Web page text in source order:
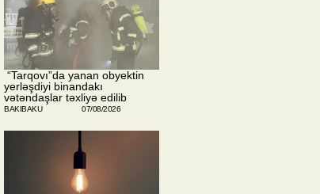
​ “Tarqovı”da yanan obyektin
yerləşdiyi binandakı
vətəndaşlar təxliyə edilib
BAKIBAKU 07/08/2026